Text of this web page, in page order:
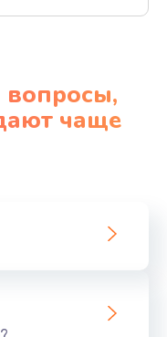
чистка
чаще